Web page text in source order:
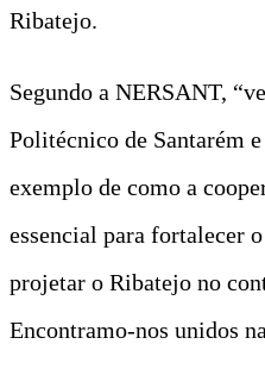
Ribatejo.
Segundo a NERSANT,
Politécnico de Santarém
exemplo de como a
essencial para fortalecer
projetar o Ribatejo no
Encontramo-nos unidos